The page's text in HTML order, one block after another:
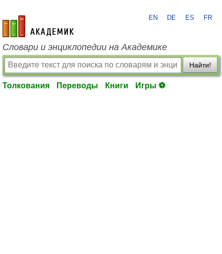
academic.ru
EN DE ES FR
Словари и энциклопедии на Академике
Найти!
Толкования Переводы Книги Игры ⚽